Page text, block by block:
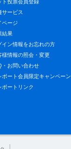
ト投票会員登録
サービス
ページ
結果
イン情報をお忘れの方
様情報の照会・変更
・お問い合わせ
ボート会員限定キャンペーン
ボートリンク